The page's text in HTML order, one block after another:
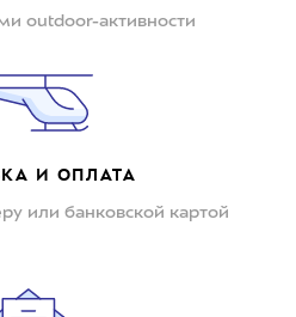
outdoor-активности
И ОПЛАТА
или банковской картой